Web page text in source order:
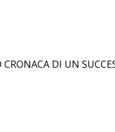
DI UN